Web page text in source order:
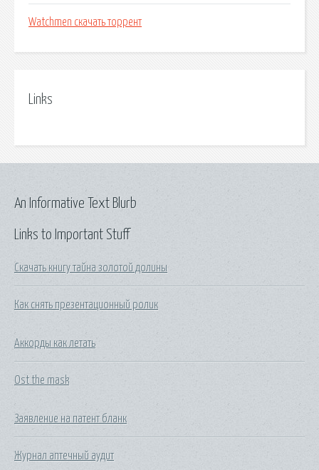
Watchmen скачать торрент
Links
Links to Important Stuff
Скачать книгу тайна золотой долины
Как снять презентационный ролик
Аккорды как летать
Ost the mask
Заявление на патент бланк
Журнал аптечный аудит
An Informative Text Blurb